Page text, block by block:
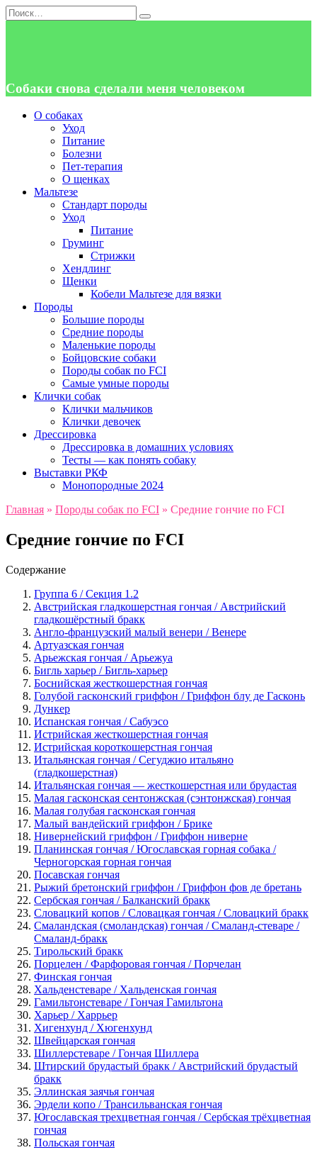
Перейти
к
Search
for:
Собаки снова сделали меня человеком
О собаках
Уход
Питание
Болезни
Пет-терапия
О щенках
Мальтезе
Стандарт породы
Уход
Питание
Груминг
Стрижки
Хендлинг
Щенки
Кобели Мальтезе для вязки
Породы
Большие породы
Средние породы
Маленькие породы
Бойцовские собаки
Породы собак по FCI
Самые умные породы
Клички собак
Клички мальчиков
Клички девочек
Дрессировка
Дрессировка в домашних условиях
Тесты — как понять собаку
Выставки РКФ
Монопородные 2024
Главная » Породы собак по FCI » Средние гончие по FCI
Средние гончие по FCI
Содержание
Группа 6 / Секция 1.2
Австрийская гладкошерстная гончая / Австрийский
гладкошёрстный бракк
Англо-французский малый венери / Венере
Артуазская гончая
Арьежская гончая / Арьежуа
Бигль харьер / Бигль-харьер
Боснийская жесткошерстная гончая
Голубой гасконский гриффон / Гриффон блу де Гасконь
Дункер
Испанская гончая / Сабуэсо
Истрийская жесткошерстная гончая
Истрийская короткошерстная гончая
Итальянская гончая / Сегуджио итальяно
(гладкошерстная)
Итальянская гончая — жесткошерстная или брудастая
Малая гасконская сентонжская (сэнтонжская) гончая
Малая голубая гасконская гончая
Малый вандейский гриффон / Брике
Нивернейский гриффон / Гриффон ниверне
Планинская гончая / Югославская горная собака /
Черногорская горная гончая
Посавская гончая
Рыжий бретонский гриффон / Гриффон фов де бретань
Сербская гончая / Балканский бракк
Словацкий копов / Словацкая гончая / Словацкий бракк
Смаландская (смоландская) гончая / Смаланд-стеваре /
Смаланд-бракк
Тирольский бракк
Порцелен / Фарфоровая гончая / Порчелан
Финская гончая
Хальденстеваре / Хальденская гончая
Гамильтонстеваре / Гончая Гамильтона
Харьер / Харрьер
Хигенхунд / Хюгенхунд
Швейцарская гончая
Шиллерстеваре / Гончая Шиллера
Штирский брудастый бракк / Австрийский брудастый
бракк
Эллинская заячья гончая
Эрдели копо / Трансильванская гончая
Югославская трехцветная гончая / Сербская трёхцветная
гончая
Польская гончая